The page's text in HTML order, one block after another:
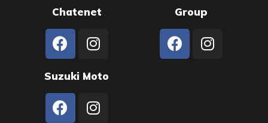
Chatenet Group
Suzuki Moto